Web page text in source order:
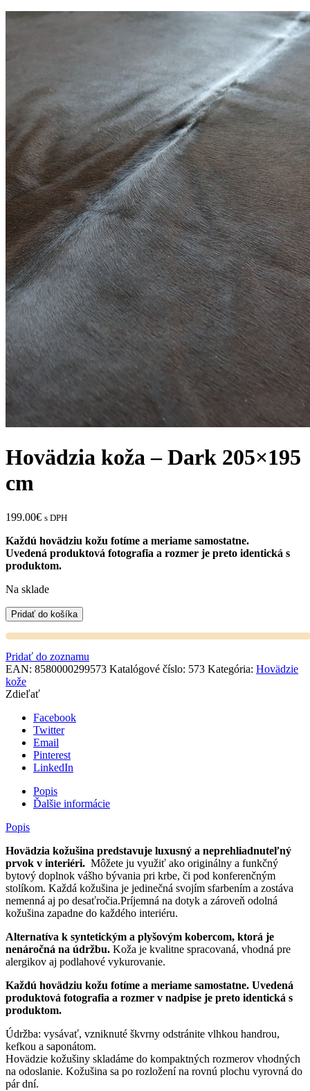
Hovädzia koža – Dark 205×195
cm
199.00€ s DPH
Každú hovädziu kožu fotíme a meriame samostatne.
Uvedená produktová fotografia a rozmer je preto identická s
produktom.
Na sklade
Pridať do košíka
Pridať do zoznamu
EAN: 8580000299573 Katalógové číslo: 573 Kategória: Hovädzie
kože
Zdieľať
Facebook
Twitter
Email
Pinterest
LinkedIn
Popis
Ďalšie informácie
Popis
Hovädzia kožušina predstavuje luxusný a neprehliadnuteľný
prvok v interiéri. Môžete ju využiť ako originálny a funkčný
bytový doplnok vášho bývania pri krbe, či pod konferenčným
stolíkom. Každá kožušina je jedinečná svojím sfarbením a zostáva
nemenná aj po desaťročia.Príjemná na dotyk a zároveň odolná
kožušina zapadne do každého interiéru.
Alternatíva k syntetickým a plyšovým kobercom, ktorá je
nenáročná na údržbu. Koža je kvalitne spracovaná, vhodná pre
alergikov aj podlahové vykurovanie.
Každú hovädziu kožu fotíme a meriame samostatne. Uvedená
produktová fotografia a rozmer v nadpise je preto identická s
produktom.
Údržba: vysávať, vzniknuté škvrny odstránite vlhkou handrou,
kefkou a saponátom.
Hovädzie kožušiny skladáme do kompaktných rozmerov vhodných
na odoslanie. Kožušina sa po rozložení na rovnú plochu vyrovná do
pár dní.